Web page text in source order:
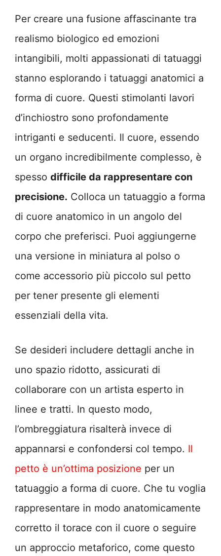
Per creare una fusione affascinante tra
realismo biologico ed emozioni
intangibili, molti appassionati di tatuaggi
stanno esplorando i tatuaggi anatomici a
forma di cuore. Questi stimolanti lavori
d’inchiostro sono profondamente
intriganti e seducenti. Il cuore, essendo
un organo incredibilmente complesso, è
spesso difficile da rappresentare con
precisione. Colloca un tatuaggio a forma
di cuore anatomico in un angolo del
corpo che preferisci. Puoi aggiungerne
una versione in miniatura al polso o
come accessorio più piccolo sul petto
per tener presente gli elementi
essenziali della vita.
Se desideri includere dettagli anche in
uno spazio ridotto, assicurati di
collaborare con un artista esperto in
linee e tratti. In questo modo,
l’ombreggiatura risalterà invece di
appannarsi e confondersi col tempo. Il
petto è un’ottima posizione per un
tatuaggio a forma di cuore. Che tu voglia
rappresentare in modo anatomicamente
corretto il torace con il cuore o seguire
un approccio metaforico, come questo